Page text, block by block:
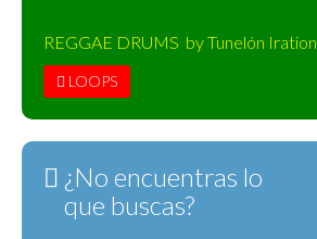
REGGAE DRUMS by Tunelón Iration
LOOPS
¿No encuentras lo
que buscas?